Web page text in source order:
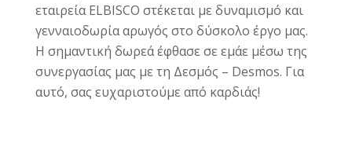
εταιρεία ELBISCO στέκεται με δυναμισμό και
γενναιοδωρία αρωγός στο δύσκολο έργο μας.
Η σημαντική δωρεά έφθασε σε εμάε μέσω της
συνεργασίας μας με τη Δεσμός – Desmos. Για
αυτό, σας ευχαριστούμε από καρδιάς!